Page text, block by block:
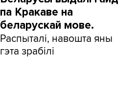
па Кракаве на
беларускай мове.
Распыталі, навошта яны
гэта зрабілі